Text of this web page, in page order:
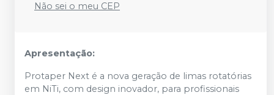
Não sei o meu CEP
Apresentação:
Protaper Next é a nova geração de limas rotatórias
em NiTi, com design inovador, para profissionais